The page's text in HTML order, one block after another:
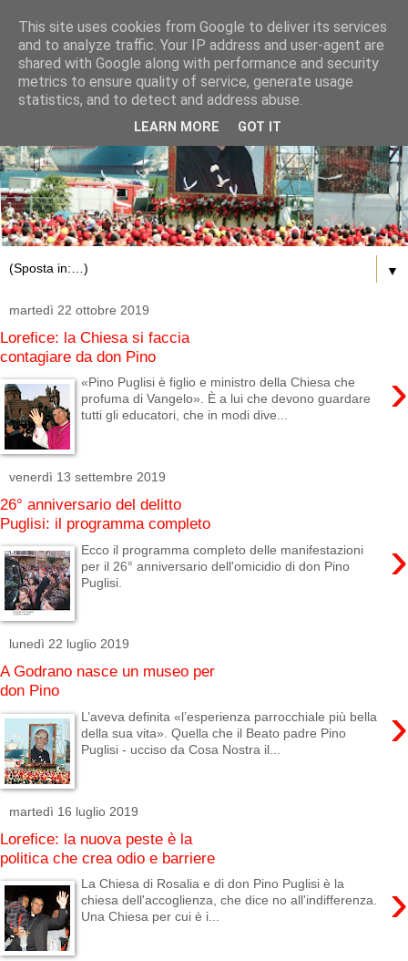
▼
martedì 22 ottobre 2019
Lorefice: la Chiesa si faccia
contagiare da don Pino
›
«Pino Puglisi è figlio e ministro della Chiesa che
profuma di Vangelo». È a lui che devono guardare
tutti gli educatori, che in modi dive...
venerdì 13 settembre 2019
26° anniversario del delitto
Puglisi: il programma completo
›
Ecco il programma completo delle manifestazioni
per il 26° anniversario dell'omicidio di don Pino
Puglisi.
lunedì 22 luglio 2019
A Godrano nasce un museo per
don Pino
›
L’aveva definita «l’esperienza parrocchiale più bella
della sua vita». Quella che il Beato padre Pino
Puglisi - ucciso da Cosa Nostra il...
martedì 16 luglio 2019
Lorefice: la nuova peste è la
politica che crea odio e barriere
›
La Chiesa di Rosalia e di don Pino Puglisi è la
chiesa dell'accoglienza, che dice no all'indifferenza.
Una Chiesa per cui è i...
This site uses cookies from Google to deliver its services
and to analyze traffic. Your IP address and user-agent are
shared with Google along with performance and security
metrics to ensure quality of service, generate usage
statistics, and to detect and address abuse.
LEARN MORE GOT IT